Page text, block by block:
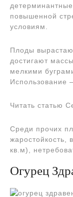
повышенной
условиям.
Плоды
достигают
мелкими
Использование
Читать статью
Среди прочих
жаростойкость,
кв.м),
Огурец